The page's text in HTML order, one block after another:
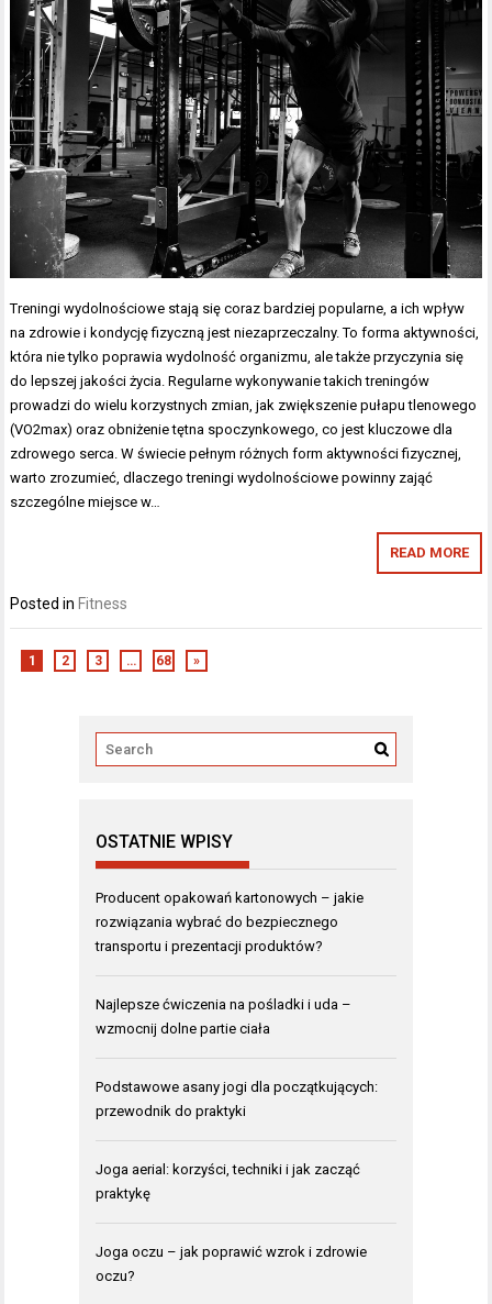
Treningi wydolnościowe stają się coraz bardziej popularne, a ich wpływ
na zdrowie i kondycję fizyczną jest niezaprzeczalny. To forma aktywności,
która nie tylko poprawia wydolność organizmu, ale także przyczynia się
do lepszej jakości życia. Regularne wykonywanie takich treningów
prowadzi do wielu korzystnych zmian, jak zwiększenie pułapu tlenowego
(VO2max) oraz obniżenie tętna spoczynkowego, co jest kluczowe dla
zdrowego serca. W świecie pełnym różnych form aktywności fizycznej,
warto zrozumieć, dlaczego treningi wydolnościowe powinny zająć
szczególne miejsce w…
READ MORE
Posted in Fitness
1 2 3 … 68 »
OSTATNIE WPISY
Producent opakowań kartonowych – jakie
rozwiązania wybrać do bezpiecznego
transportu i prezentacji produktów?
Najlepsze ćwiczenia na pośladki i uda –
wzmocnij dolne partie ciała
Podstawowe asany jogi dla początkujących:
przewodnik do praktyki
Joga aerial: korzyści, techniki i jak zacząć
praktykę
Joga oczu – jak poprawić wzrok i zdrowie
oczu?